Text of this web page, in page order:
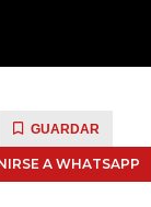
GUARDAR
A WHATSAPP